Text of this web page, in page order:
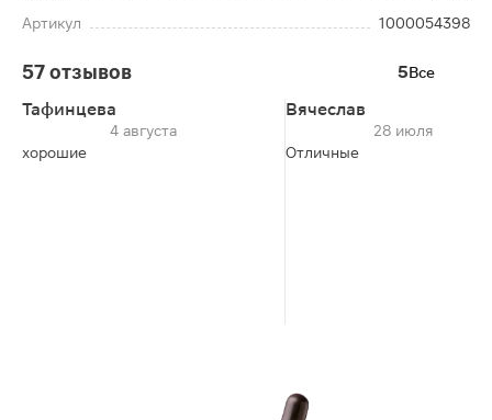
Артикул
1000054398
57 отзывов 5Все
Тафинцева
4 августа
хорошие
Вячеслав
28 июля
Отличные